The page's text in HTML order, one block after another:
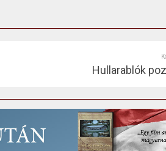
Hullarablók